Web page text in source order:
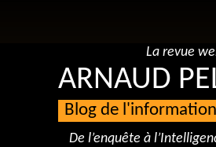
La revue
ARNAUD
Blog de
De l’enquête à